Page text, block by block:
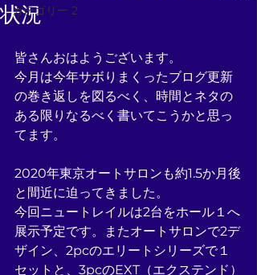
カテゴリー 2
状況
皆さんおはようございます。
今月は今年サボりまくったブログ更新
の巻き返しを図るべく、時間とネタの
ある限りなるべく書いてこうかと思っ
てます。
2020年東京オートサロンも約1.5か月後
と間近に迫ってきました。
今回ニュートレイルは2台をホール１へ
展示予定です。またオートサロンで2デ
ザイン、2pcのエリートシリーズで１
セットと、3pcのEXT（エクステンド）